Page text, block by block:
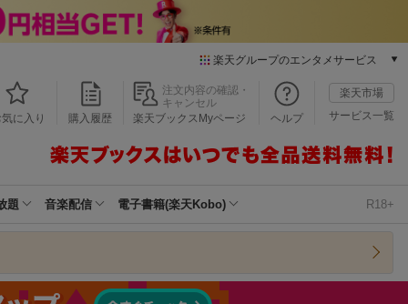
楽天グループのエンタメサービス
本/ゲーム/CD/DVD
楽天ブックス
楽天Kobo
気に入り 購入履歴
注文内容の確認・
キャンセル
楽天ブックスMyページ
ヘルプ
楽天市場
サービス一覧
題 音楽配信 電子書籍(楽天Kobo) R18+